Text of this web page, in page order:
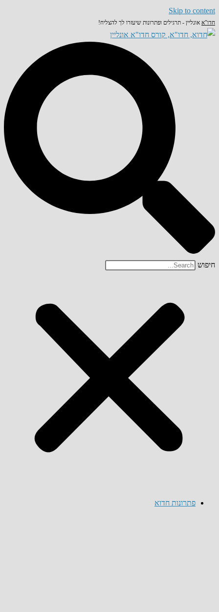
Skip to content
חדו"א אונליין - תרגילים ופתרונות שיעזרו לך להצליח!
חיפוש
פתרונות חדוא